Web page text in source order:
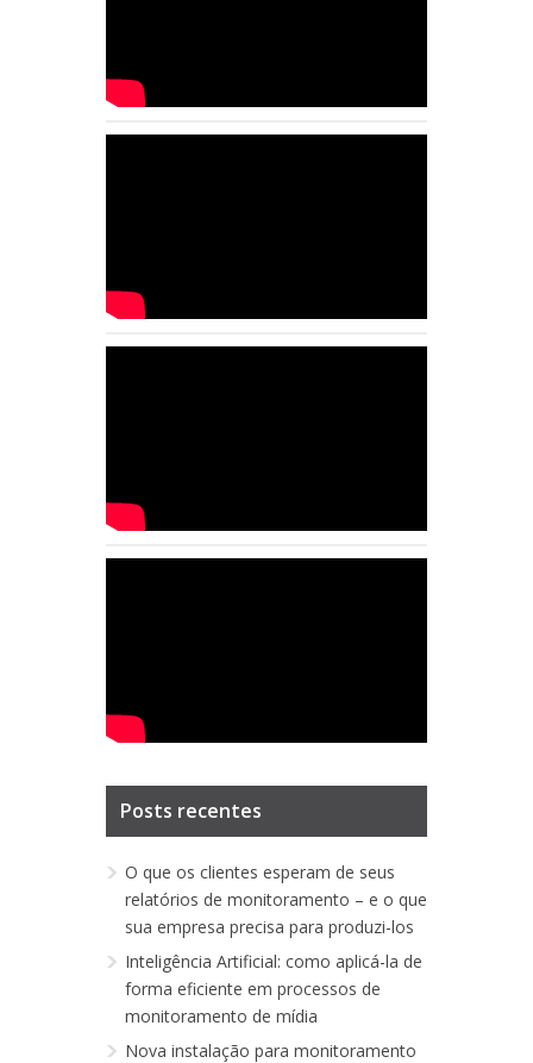
Posts recentes
O que os clientes esperam de seus
relatórios de monitoramento – e o que
sua empresa precisa para produzi-los
Inteligência Artificial: como aplicá-la de
forma eficiente em processos de
monitoramento de mídia
Nova instalação para monitoramento